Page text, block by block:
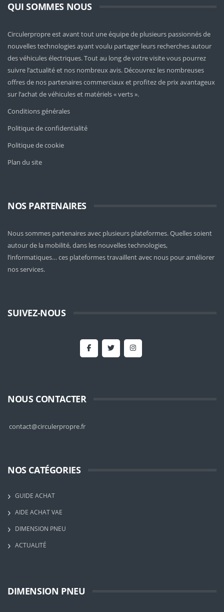
QUI SOMMES NOUS
Circulerpropre est avant tout une équipe de plusieurs passionnés de
nouvelles technologies ayant voulu partager leurs recherches autour
des véhicules électriques. Tout au long de votre visite vous pourrez
suivre l’actualité et nos nombreux avis. Découvrez les nombreuses
offres de nos partenaires commerciaux et profitez de prix avantageux
sur l’achat de véhicules et matériels « verts ».
Conditions générales
Politique de confidentialité
Politique de cookie
Plan du site
NOS PARTENAIRES
Nous sommes partenaires avec plusieurs plateformes. Quelles soient
autour de la mobilité, dans les nouvelles technologies,
l’informatiques… ces plateformes travaillent avec nous pour améliorer
nos services.
SUIVEZ-NOUS
NOUS CONTACTER
contact@circulerpropre.fr
NOS CATÉGORIES
GUIDE ACHAT
AIDE ACHAT VAE
DIMENSION PNEU
ACTUALITÉ
DIMENSION PNEU